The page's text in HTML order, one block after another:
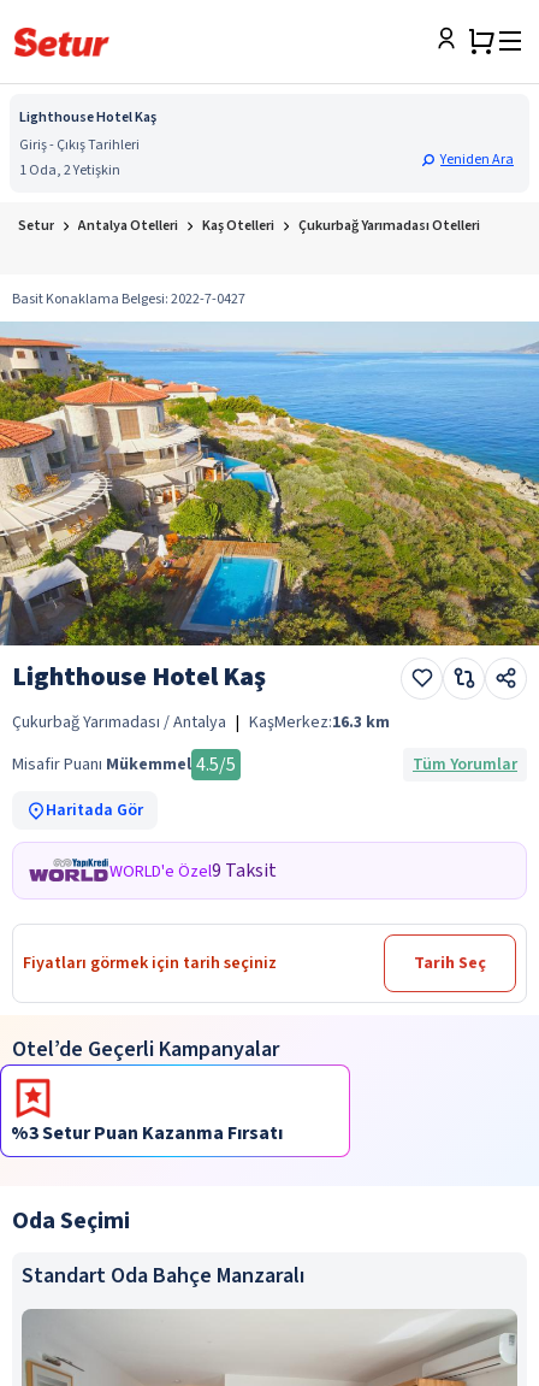
Lighthouse Hotel Kaş
Giriş - Çıkış Tarihleri
1 Oda, 2 Yetişkin
Yeniden Ara
Setur Antalya Otelleri Kaş Otelleri Çukurbağ Yarımadası Otelleri
Basit Konaklama Belgesi:2022-7-0427
Lighthouse Hotel Kaş
Çukurbağ Yarımadası / Antalya | KaşMerkez:16.3 km
Misafir Puanı Mükemmel 4.5/5
Tüm Yorumlar
Haritada Gör
WORLD'e Özel9 Taksit
Fiyatları görmek için tarih seçiniz Tarih Seç
Otel’de Geçerli Kampanyalar
%3 Setur Puan Kazanma Fırsatı
Oda Seçimi
Standart Oda Bahçe Manzaralı